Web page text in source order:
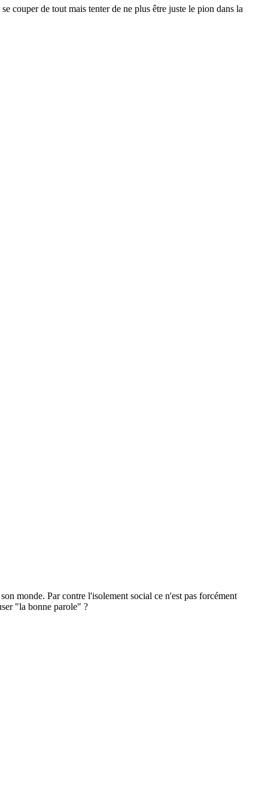
couper de tout mais tenter de ne plus être juste le pion dans la
monde. Par contre l'isolement social ce n'est pas forcément
"la bonne parole" ?